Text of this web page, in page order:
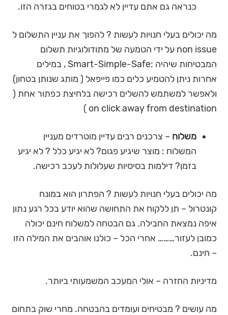
כנראה גם אתם עדיין לא לגמרי בטוחים בגזרה הזו.
מה יכולים בעלי חנויות לעשות ? להפוך את עניין התשלום ל
non issue על ידי הטמעה של מתודולוגיות תשלום
המבטיחות שיהיה :Smart-Simple-Safe , במילים
אחרות ניתן להטמיע כלים כמו פייפאל ( מותג שנותן בטחון)
ולאפשר למשתמש להשלים רכישה בלחיצת כפתור אחת (
on click away from destination )
משלוח – צרכנים רבים עדיין מוטרדים מעניין
המשלוח : מוצר שיגיע פגום? לא יגיע כלל ? לא יגיע
בזמן? דילמות בסיסיות שעלולות לעכב רכישה.
מה יכולים בעלי חנויות לעשות ? הפתרון הוא במונח
קונטרול – תן ללקוח את התחושה שהוא יודע בכל רגע נתון
איפה נמצאת החבילה. גם הבטחה למשלוח חינם יכולה
כמובן לעזור……… אחרי הכל – כולנו אוהבים את המילה הזו
– חינם.
מדיניות החזרה – אולי המעכב המשמעותי ביותר.
מה עושים ? מבטיחים ועומדים בהבטחה. מחרי שוק בתחום